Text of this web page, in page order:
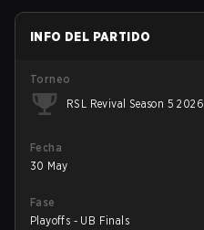
INFO DEL PARTIDO
Torneo
RSL Revival Season 5 2026
Fecha
30 May
Fase
Playoffs - UB Finals